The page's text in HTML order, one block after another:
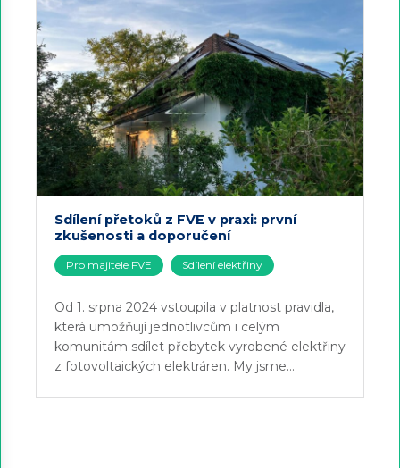
Sdílení přetoků z FVE v praxi: první
zkušenosti a doporučení
Pro majitele FVE Sdílení elektřiny
Od 1. srpna 2024 vstoupila v platnost pravidla,
která umožňují jednotlivcům i celým
komunitám sdílet přebytek vyrobené elektřiny
z fotovoltaických elektráren. My jsme…